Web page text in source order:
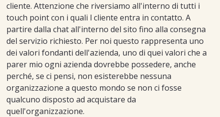
cliente. Attenzione che riversiamo all'interno di tutti i
touch point con i quali l cliente entra in contatto. A
partire dalla chat all'interno del sito fino alla consegna
del servizio richiesto. Per noi questo rappresenta uno
dei valori fondanti dell'azienda, uno di quei valori che a
parer mio ogni azienda dovrebbe possedere, anche
perché, se ci pensi, non esisterebbe nessuna
organizzazione a questo mondo se non ci fosse
qualcuno disposto ad acquistare da
quell'organizzazione.